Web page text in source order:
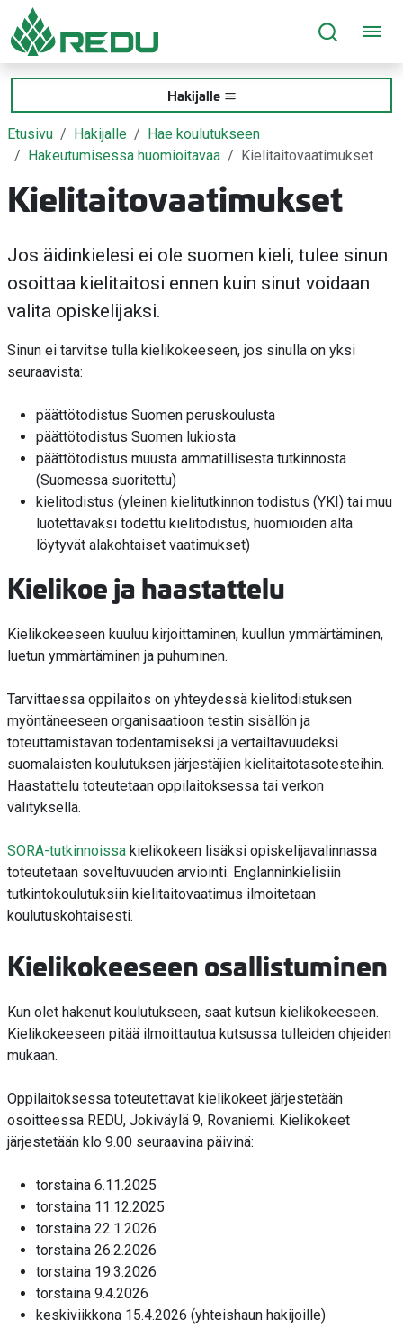
Siirry sivusisältöön
Hakijalle
Etusivu Hakijalle
Hae koulutukseen
Hakeutumisessa huomioitavaa
Kielitaitovaatimukset
Kielitaitovaatimukset
Jos äidinkielesi ei ole suomen kieli, tulee sinun
osoittaa kielitaitosi ennen kuin sinut voidaan
valita opiskelijaksi.
Sinun ei tarvitse tulla kielikokeeseen, jos sinulla on yksi
seuraavista:
päättötodistus Suomen peruskoulusta
päättötodistus Suomen lukiosta
päättötodistus muusta ammatillisesta tutkinnosta
(Suomessa suoritettu)
kielitodistus (yleinen kielitutkinnon todistus (YKI) tai muu
luotettavaksi todettu kielitodistus, huomioiden alta
löytyvät alakohtaiset vaatimukset)
Kielikoe ja haastattelu
Kielikokeeseen kuuluu kirjoittaminen, kuullun ymmärtäminen,
luetun ymmärtäminen ja puhuminen.
Tarvittaessa oppilaitos on yhteydessä kielitodistuksen
myöntäneeseen organisaatioon testin sisällön ja
toteuttamistavan todentamiseksi ja vertailtavuudeksi
suomalaisten koulutuksen järjestäjien kielitaitotasotesteihin.
Haastattelu toteutetaan oppilaitoksessa tai verkon
välityksellä.
SORA-tutkinnoissa kielikokeen lisäksi opiskelijavalinnassa
toteutetaan soveltuvuuden arviointi. Englanninkielisiin
tutkintokoulutuksiin kielitaitovaatimus ilmoitetaan
koulutuskohtaisesti.
Kielikokeeseen osallistuminen
Kun olet hakenut koulutukseen, saat kutsun kielikokeeseen.
Kielikokeeseen pitää ilmoittautua kutsussa tulleiden ohjeiden
mukaan.
Oppilaitoksessa toteutettavat kielikokeet järjestetään
osoitteessa REDU, Jokiväylä 9, Rovaniemi. Kielikokeet
järjestetään klo 9.00 seuraavina päivinä:
torstaina 6.11.2025
torstaina 11.12.2025
torstaina 22.1.2026
torstaina 26.2.2026
torstaina 19.3.2026
torstaina 9.4.2026
keskiviikkona 15.4.2026 (yhteishaun hakijoille)